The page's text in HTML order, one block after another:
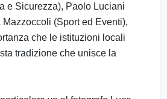
e Sicurezza), Paolo Luciani
Mazzoccoli (Sport ed Eventi),
che le istituzioni locali
tradizione che unisce la